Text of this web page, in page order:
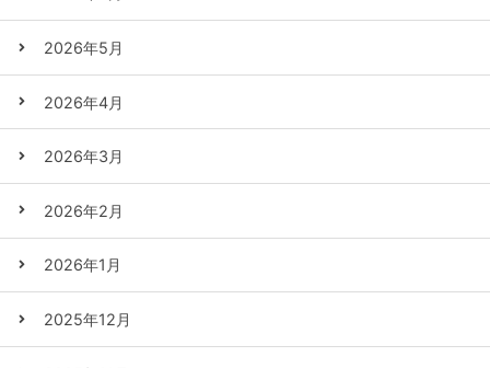
2026年5月
2026年4月
2026年3月
2026年2月
2026年1月
2025年12月